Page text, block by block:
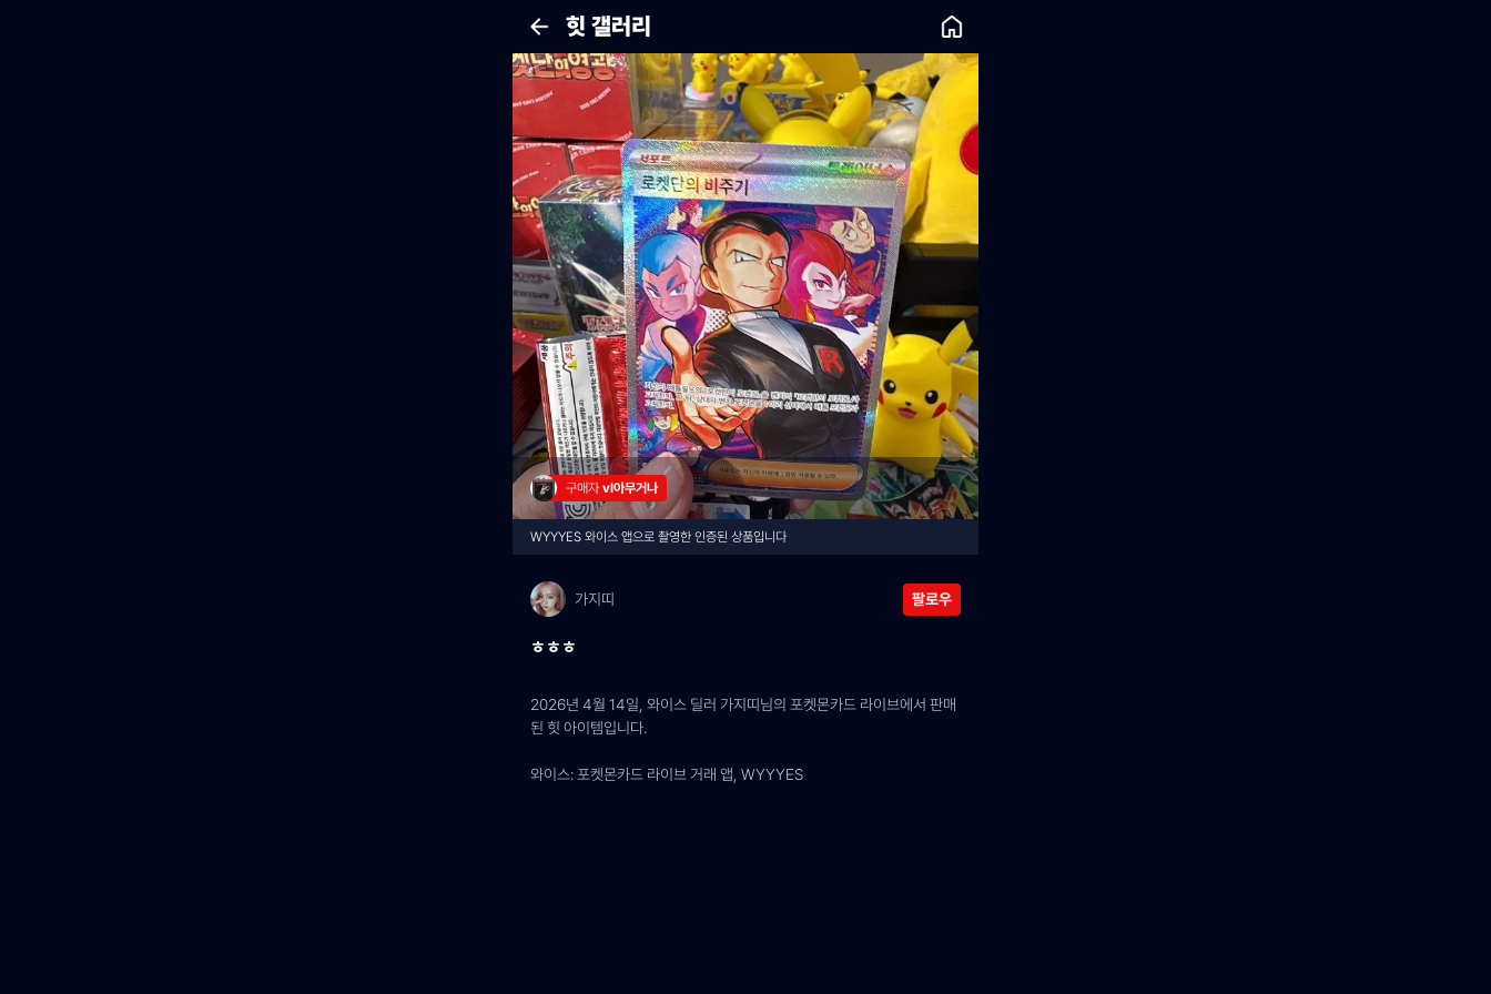
힛 갤러리
구매자 vl아무거나
WYYYES 와이스 앱으로 촬영한 인증된 상품입니다
가지띠 팔로우
ㅎㅎㅎ
2026년 4월 14일, 와이스 딜러 가지띠님의 포켓몬카드 라이브에서 판매
된 힛 아이템입니다.
와이스: 포켓몬카드 라이브 거래 앱, WYYYES